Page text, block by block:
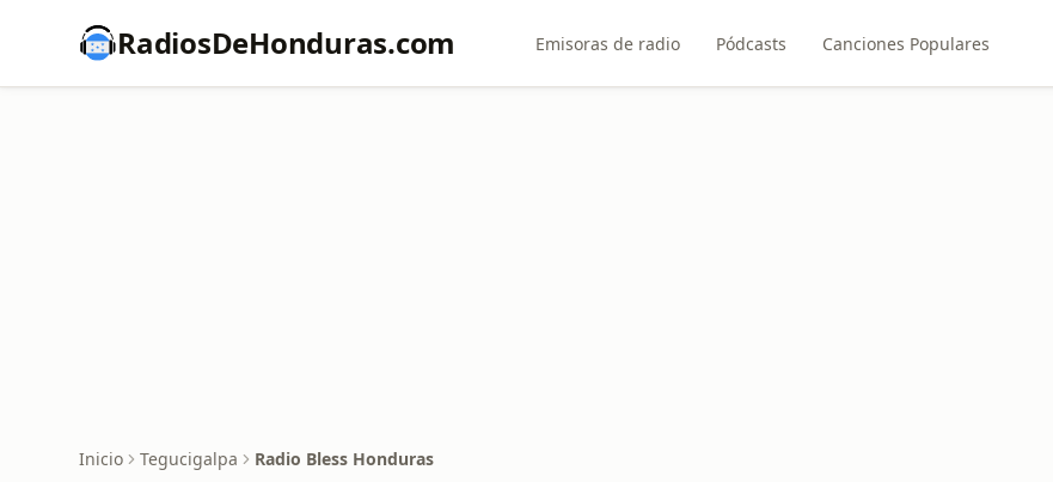
RadiosDeHonduras.com Emisoras de radio Pódcasts Canciones Populares
Inicio Tegucigalpa Radio Bless Honduras